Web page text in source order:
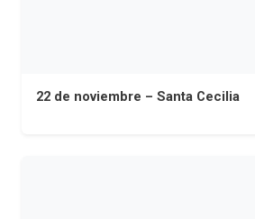
22 de noviembre – Santa Cecilia